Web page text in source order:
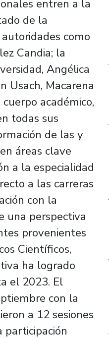
entren a la
de la
como
Candia; la
Angélica
Usach, Macarena
académico,
todas sus
de las y
áreas clave
a la especialidad
a las carreras
con la
una perspectiva
provenientes
Científicos,
ha logrado
el 2023. El
con la
a 12 sesiones
participación